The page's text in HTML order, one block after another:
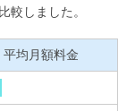
較しました。
平均月額料金